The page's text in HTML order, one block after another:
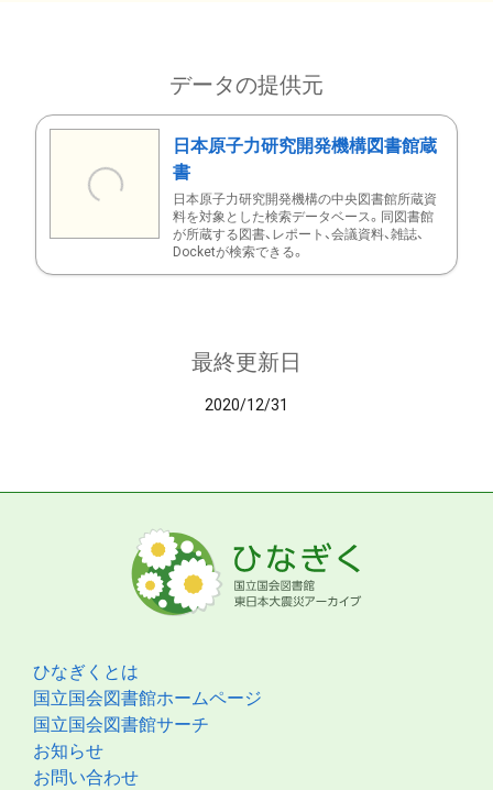
データの提供元
日本原子力研究開発機構図書館蔵
書
日本原子力研究開発機構の中央図書館所蔵資
料を対象とした検索データベース。同図書館
が所蔵する図書、レポート、会議資料、雑誌、
Docketが検索できる。
最終更新日
2020/12/31
ひなぎくとは
国立国会図書館ホームページ
国立国会図書館サーチ
お知らせ
お問い合わせ